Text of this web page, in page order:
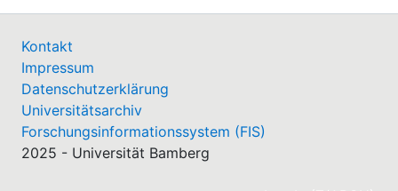
Kontakt
Impressum
Datenschutzerklärung
Universitätsarchiv
Forschungsinformationssystem (FIS)
2025 - Universität Bamberg